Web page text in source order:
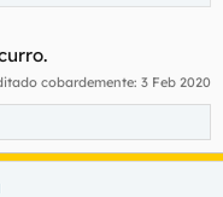
cobardemente: 3 Feb 2020